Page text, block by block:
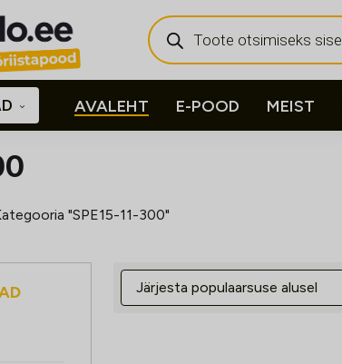
Products
search
AVALEHT E-POOD MEIST
"SPE15-11-300"